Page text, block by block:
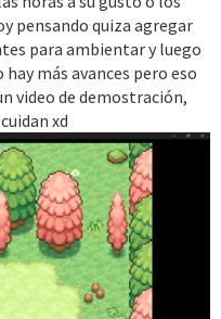
pensando quiza agregar
para ambientar y luego
más avances pero eso
video de demostración,
xd